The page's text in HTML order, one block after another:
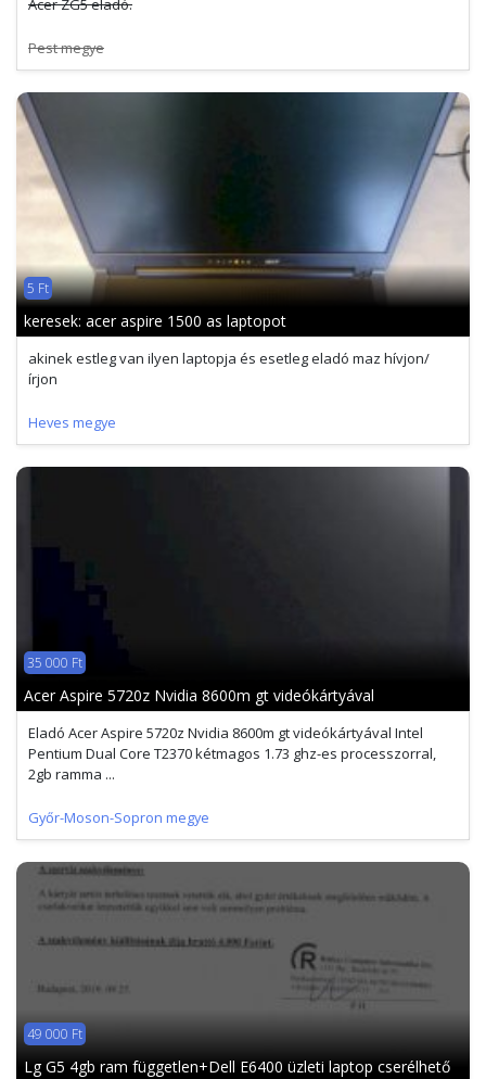
Acer ZG5 eladó.
Pest megye
5 Ft
keresek: acer aspire 1500 as laptopot
akinek estleg van ilyen laptopja és esetleg eladó maz hívjon/
írjon
Heves megye
35 000 Ft
Acer Aspire 5720z Nvidia 8600m gt videókártyával
Eladó Acer Aspire 5720z Nvidia 8600m gt videókártyával Intel
Pentium Dual Core T2370 kétmagos 1.73 ghz-es processzorral,
2gb ramma ...
Győr-Moson-Sopron megye
49 000 Ft
Lg G5 4gb ram független+Dell E6400 üzleti laptop cserélhető